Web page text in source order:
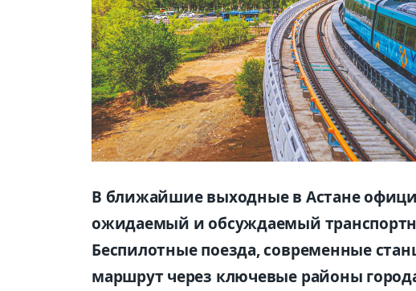
В ближайшие выходные в Астане
ожидаемый и обсуждаемый
Беспилотные поезда, современные
маршрут через ключевые районы